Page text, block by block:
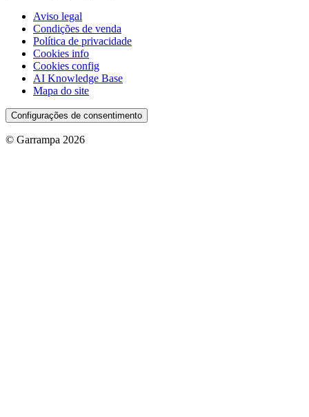
Aviso legal
Condições de venda
Política de privacidade
Cookies info
Cookies config
AI Knowledge Base
Mapa do site
Configurações de consentimento
© Garrampa 2026